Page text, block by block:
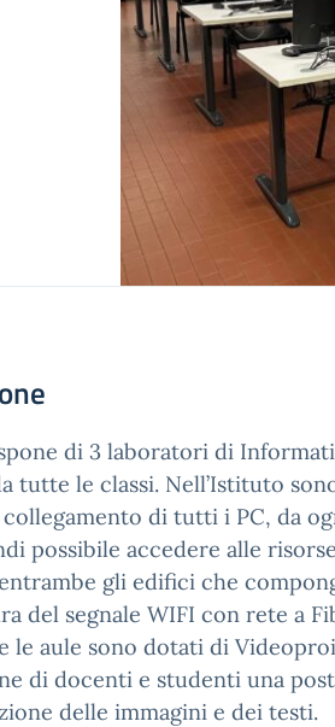
di 3 laboratori di
tutte le classi. Nell’Istituto
di tutti i PC, da
possibile accedere alle
gli edifici che
del segnale WIFI con rete a
le aule sono dotati di
di docenti e studenti una
delle immagini e dei testi.